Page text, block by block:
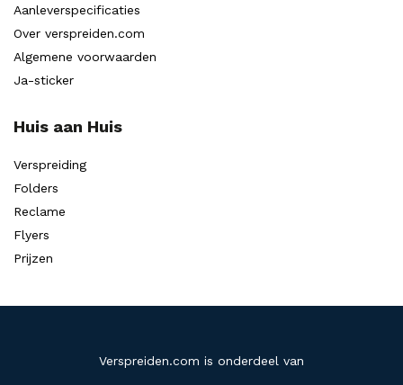
Aanleverspecificaties
Over verspreiden.com
Algemene voorwaarden
Ja-sticker
Huis aan Huis
Verspreiding
Folders
Reclame
Flyers
Prijzen
Verspreiden.com is onderdeel van